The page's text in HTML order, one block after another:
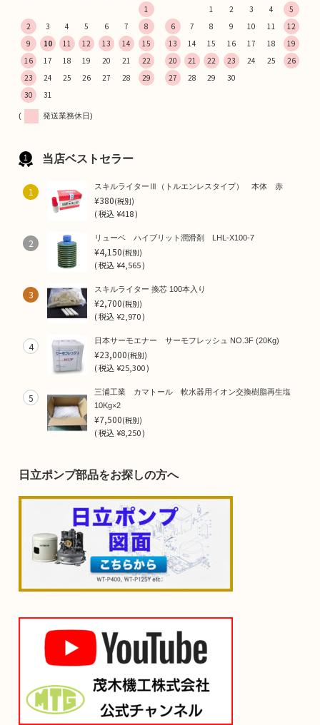
1
2
3 4 5 6 7
8
9
10 11 12 13 14
15
16
17 18 19 20 21
22
23
24 25 26 27 28
29
30
31
1 2 3 4
5
6
7 8 9 10 11
12
13
14 15 16 17 18
19
20
21 22 23 24 25
26
27
28 29 30
( 発送業務休日)
当店ベストセラー
1 スキルライターⅢ（トルエンレスタイプ） 本体 赤
¥380(税別)
(税込¥418 )
2 リューベ ハイブリット潤滑剤 LHL-X100-7
¥4,150(税別)
(税込¥4,565 )
3 スキルライター 換芯 100本入り
¥2,700(税別)
(税込¥2,970 )
4 日本サーモエナー サーモフレッシュ NO.3F (20Kg)
¥23,000(税別)
(税込¥25,300 )
5
三浦工業 カマトール 軟水器用イオン交換樹脂再生塩
10Kg×2
¥7,500(税別)
(税込¥8,250 )
日立ポンプ部品をお探しの方へ